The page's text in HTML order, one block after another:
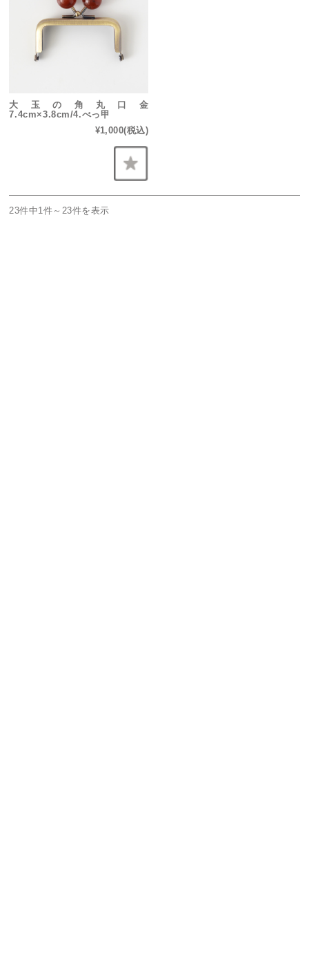
大玉の角丸口金
7.4cm×3.8cm/4.べっ甲
¥1,000(税込)
23件中1件～23件を表示